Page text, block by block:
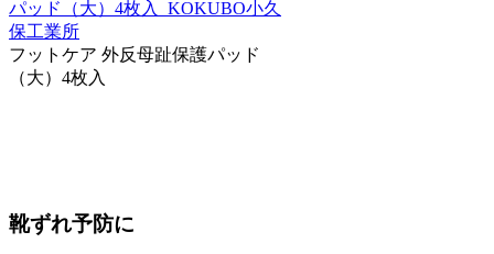
フットケア 外反母趾保護パッド
（大）4枚入
靴ずれ予防に